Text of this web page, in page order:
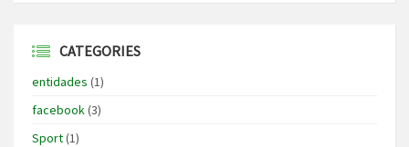
CATEGORIES
entidades (1)
facebook (3)
Sport(1)